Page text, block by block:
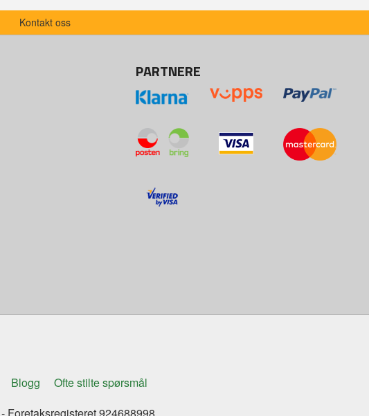
Kontakt oss
PARTNERE
Blogg
Ofte stilte spørsmål
- Foretaksregisteret 924688998